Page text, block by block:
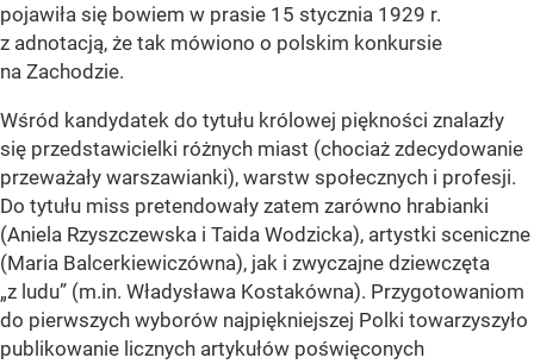
pojawiła się bowiem w prasie 15 stycznia 1929 r.
z adnotacją, że tak mówiono o polskim konkursie
na Zachodzie.
Wśród kandydatek do tytułu królowej piękności znalazły
się przedstawicielki różnych miast (chociaż zdecydowanie
przeważały warszawianki), warstw społecznych i profesji.
Do tytułu miss pretendowały zatem zarówno hrabianki
(Aniela Rzyszczewska i Taida Wodzicka), artystki sceniczne
(Maria Balcerkiewiczówna), jak i zwyczajne dziewczęta
„z ludu” (m.in. Władysława Kostakówna). Przygotowaniom
do pierwszych wyborów najpiękniejszej Polki towarzyszyło
publikowanie licznych artykułów poświęconych